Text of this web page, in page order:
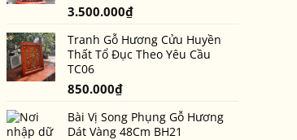
3.500.000₫
Tranh Gỗ Hương Cửu Huyền
Thất Tổ Đục Theo Yêu Cầu
TC06
850.000₫
Bài Vị Song Phụng Gỗ Hương
Dát Vàng 48Cm BH21